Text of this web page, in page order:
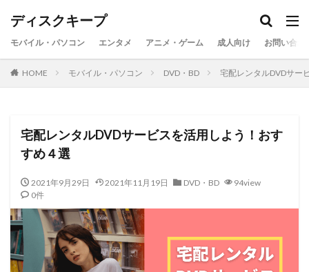
ディスクキープ
モバイル・パソコン エンタメ アニメ・ゲーム 成人向け お問い合わ
HOME モバイル・パソコン DVD・BD 宅配レンタルDVDサー
宅配レンタルDVDサービスを活用しよう！おす
すめ４選
2021年9月29日 2021年11月19日 DVD・BD
94view
0件